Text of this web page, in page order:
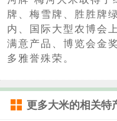
牌、梅雪牌、胜胜牌
内、国际大型农博会
满意产品、博览会金
多雅誉殊荣。
更多大米的相关特